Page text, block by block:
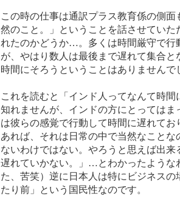
この時の仕事は通訳プラス教育係の側
然のこと。」ということを話させていた
れたのかどうか…。多くは時間厳守で行
が、やはり数人は最後まで遅れて集合
時間にそろうということはありませんで
これを読むと「インド人ってなんて時
知れませんが、インドの方にとっては
は彼らの感覚で行動して時間に遅れて
あれば、それは日常の中で当然なこと
ないわけではない。やろうと思えば出
遅れていかない。」…とわかったような
た、苦笑）逆に日本人は特にビジネス
たり前」という国民性なのです。